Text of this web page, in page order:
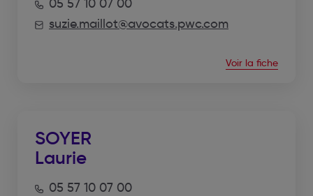
05 57 10 07 00
suzie.maillot@avocats.pwc.com
Voir la fiche
SOYER
Laurie
05 57 10 07 00